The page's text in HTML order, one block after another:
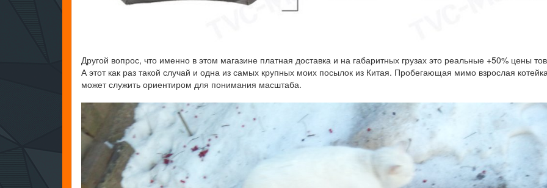
Другой вопрос, что именно в этом магазине платная доставка и на габаритных грузах это реальные +50% цены
А этот как раз такой случай и одна из самых крупных моих посылок из Китая. Пробегающая мимо взрослая
может служить ориентиром для понимания масштаба.